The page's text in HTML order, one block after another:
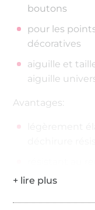
boutons
pour les
décoratives
aiguille et
aiguille
Avantages:
200 mètres
Épaisseur de